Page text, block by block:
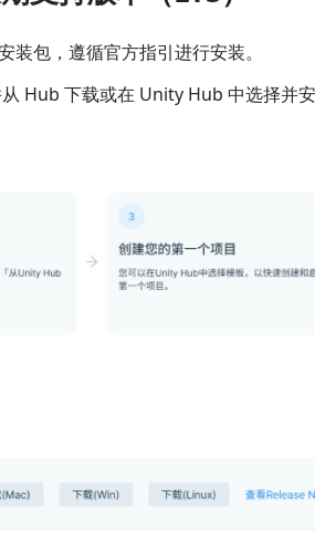
装包，遵循官方指引进行安装。
Hub 下载或在 Unity Hub 中选择并安